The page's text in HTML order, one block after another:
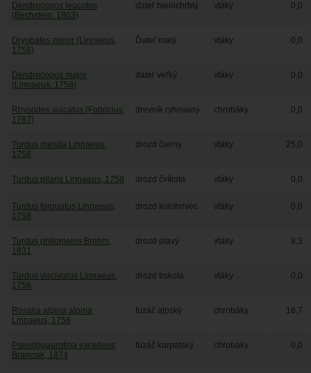
Dendrocopos leucotos
(Bechstein, 1803)
ďateľ bielochrbtý vtáky 0,0
Dryobates minor (Linnaeus,
1758)
Ďateľ malý vtáky 0,0
Dendrocopos major
(Linnaeus, 1758)
ďateľ veľký vtáky 0,0
Rhysodes sulcatus (Fabricius,
1787)
drevník ryhovaný chrobáky 0,0
Turdus merula Linnaeus,
1758
drozd čierny vtáky 25,0
Turdus pilaris Linnaeus, 1758 drozd čvíkota vtáky 0,0
Turdus torquatus Linnaeus,
1758
drozd kolohrivec vtáky 0,0
Turdus philomelos Brehm,
1831
drozd plavý vtáky 8,3
Turdus viscivorus Linnaeus,
1758
drozd trskota vtáky 0,0
Rosalia alpina alpina
Linnaeus, 1758
fuzáč alpský chrobáky 16,7
Pseudogaurotina excellens
Brancsik, 1874
fuzáč karpatský chrobáky 0,0